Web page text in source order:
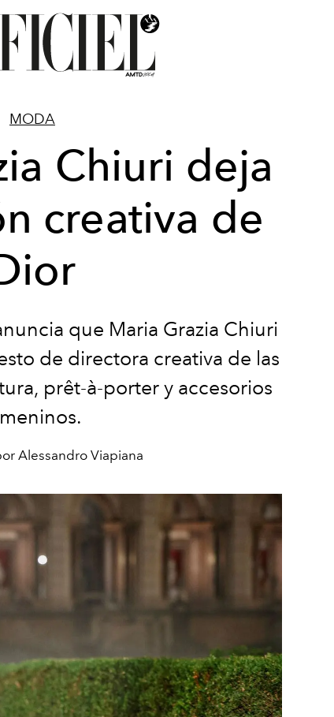
MODA
Chiuri deja
creativa de
que Maria Grazia Chiuri
de directora creativa de las
prêt-à-porter y accesorios
Alessandro Viapiana